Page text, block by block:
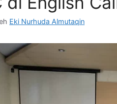
Eki Nurhuda Almutaqin